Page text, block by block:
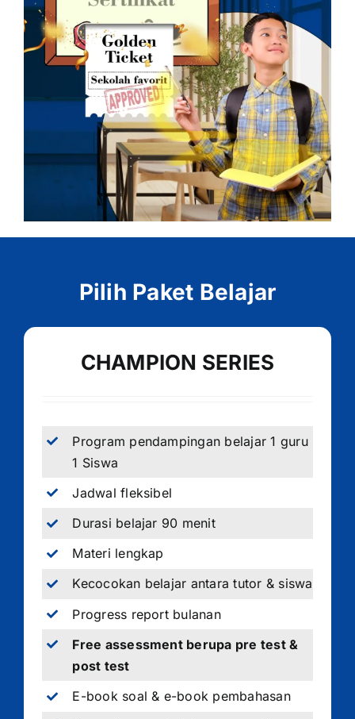
Pilih Paket Belajar
CHAMPION SERIES
Program pendampingan belajar 1 guru
1 Siswa
Jadwal fleksibel
Durasi belajar 90 menit
Materi lengkap
Kecocokan belajar antara tutor & siswa
Progress report bulanan
Free assessment berupa pre test &
post test
E-book soal & e-book pembahasan